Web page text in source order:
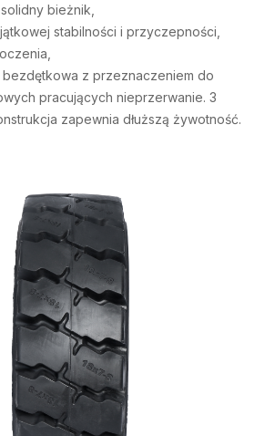
bieżnik,
stabilności i przyczepności,
bezdętkowa z przeznaczeniem do
pracujących nieprzerwanie. 3
zapewnia dłuższą żywotność.